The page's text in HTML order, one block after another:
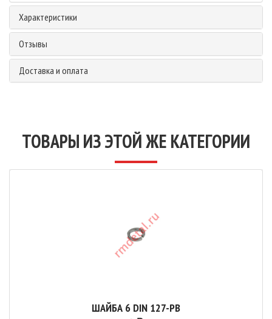
Характеристики
Отзывы
Доставка и оплата
ТОВАРЫ ИЗ ЭТОЙ ЖЕ КАТЕГОРИИ
ШАЙБА 6 DIN 127-РВ